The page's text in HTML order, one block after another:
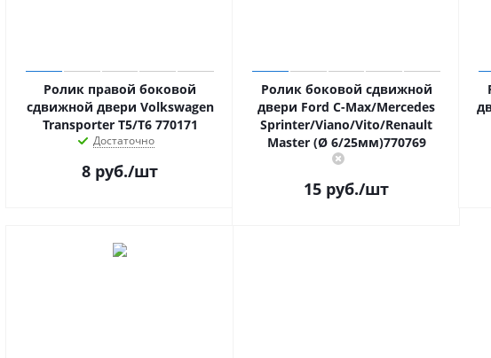
Ролик правой боковой
сдвижной двери Volkswagen
Transporter T5/T6 770171
Достаточно
8 руб./шт
Ролик боковой сдвижной
двери Ford C-Max/Mercedes
Sprinter/Viano/Vito/Renault
Master (Ø 6/25мм)770769
15 руб./шт